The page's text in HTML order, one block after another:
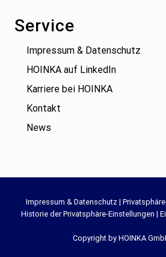
Service
Impressum & Datenschutz
HOINKA auf LinkedIn
Karriere bei HOINKA
Kontakt
News
Site
Impressum & Datenschutz |
Historie der Privatsphäre-Einstellungen |
Copyright by HOINKA